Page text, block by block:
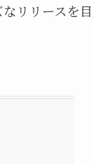
リリースを目